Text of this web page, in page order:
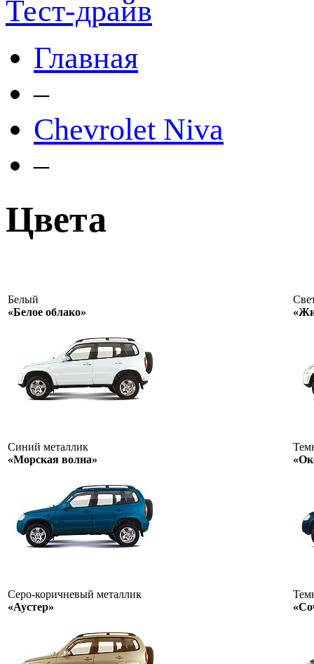
Тест-драйв
Главная
–
Chevrolet Niva
–
Цвета
Белый
«Белое облако»
Синий металлик
«Морская волна»
Серо-коричневый металлик
«Аустер»